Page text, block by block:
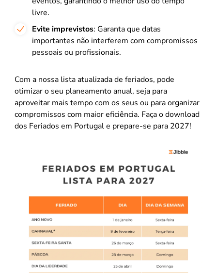
livre.
Evite imprevistos: Garanta que datas
importantes não interferem com compromissos
pessoais ou profissionais.
Com a nossa lista atualizada de feriados, pode
otimizar o seu planeamento anual, seja para
aproveitar mais tempo com os seus ou para organizar
compromissos com maior eficiência. Faça o download
dos Feriados em Portugal e prepare-se para 2027!